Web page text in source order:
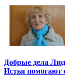
Добрые дела
Истья помогают